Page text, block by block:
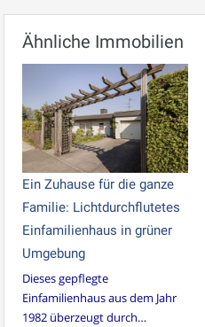
Ähnliche Immobilien
Ein Zuhause für die ganze
Familie: Lichtdurchflutetes
Einfamilienhaus in grüner
Umgebung
Dieses gepflegte
Einfamilienhaus aus dem Jahr
1982 überzeugt durch…